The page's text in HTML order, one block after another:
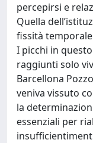
percepirsi e
Quella
fissità
I picchi in
raggiunti solo
Barcellona
veniva vissuto
la
essenziali per